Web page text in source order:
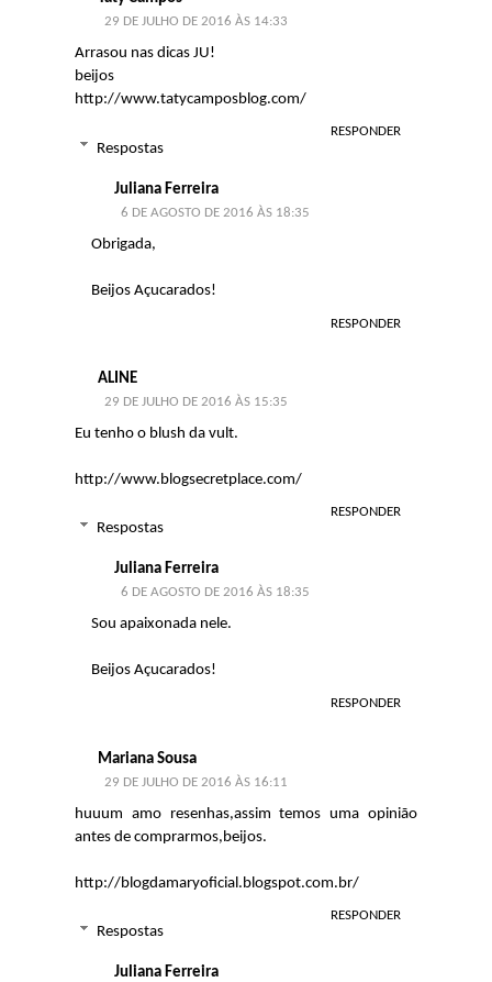
29 DE JULHO DE 2016 ÀS 14:33
Arrasou nas dicas JU!
beijos
http://www.tatycamposblog.com/
RESPONDER
Respostas
Juliana Ferreira
6 DE AGOSTO DE 2016 ÀS 18:35
Obrigada,
Beijos Açucarados!
RESPONDER
ALINE
29 DE JULHO DE 2016 ÀS 15:35
Eu tenho o blush da vult.
http://www.blogsecretplace.com/
RESPONDER
Respostas
Juliana Ferreira
6 DE AGOSTO DE 2016 ÀS 18:35
Sou apaixonada nele.
Beijos Açucarados!
RESPONDER
Mariana Sousa
29 DE JULHO DE 2016 ÀS 16:11
huuum amo resenhas,assim temos uma opinião
antes de comprarmos,beijos.
http://blogdamaryoficial.blogspot.com.br/
RESPONDER
Respostas
Juliana Ferreira